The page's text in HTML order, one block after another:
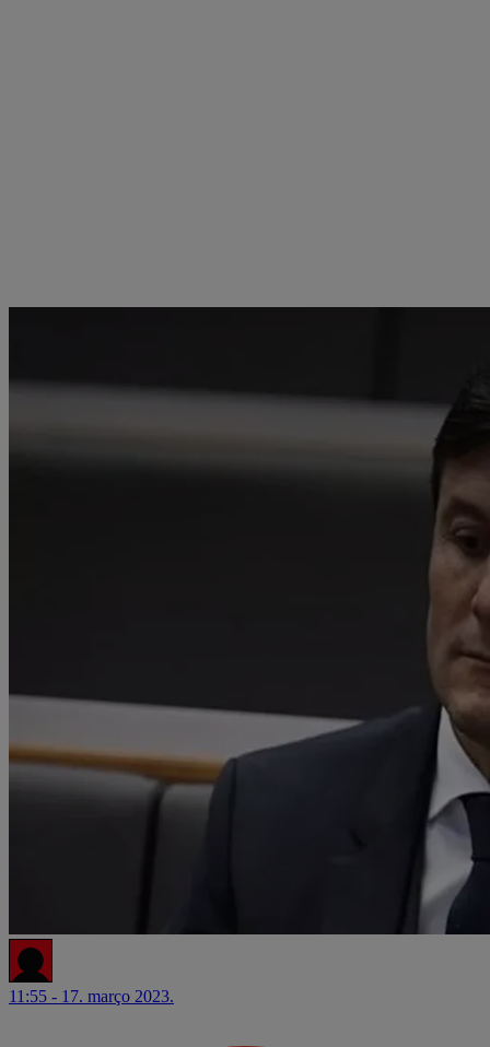
11:55 - 17. março 2023.